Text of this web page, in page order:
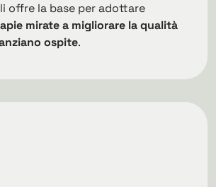
offre la base per adottare
mirate a migliorare la qualità
ospite.